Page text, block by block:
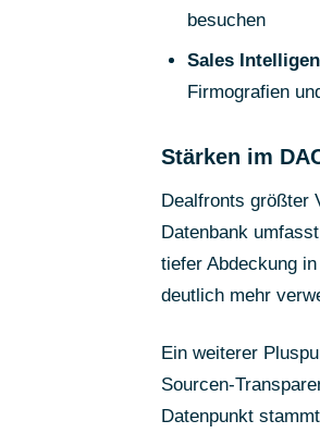
besuchen
Sales
Firmografien
Stärken im
Dealfronts größter
Datenbank
tiefer Abdeckung
deutlich mehr
Ein weiterer
Sourcen-
Datenpunkt